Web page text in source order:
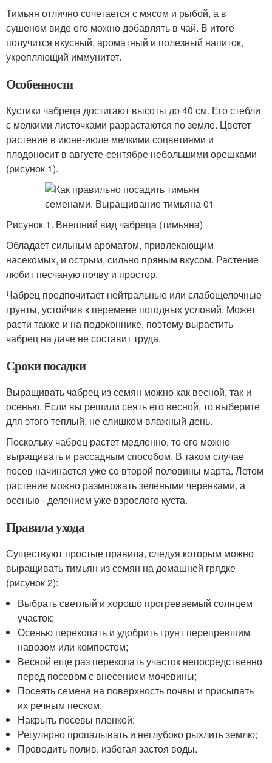
Тимьян отлично сочетается с мясом и рыбой, а в
сушеном виде его можно добавлять в чай. В итоге
получится вкусный, ароматный и полезный напиток,
укрепляющий иммунитет.
Особенности
Кустики чабреца достигают высоты до 40 см. Его стебли
с мелкими листочками разрастаются по земле. Цветет
растение в июне-июле мелкими соцветиями и
плодоносит в августе-сентябре небольшими орешками
(рисунок 1).
Рисунок 1. Внешний вид чабреца (тимьяна)
Обладает сильным ароматом, привлекающим
насекомых, и острым, сильно пряным вкусом. Растение
любит песчаную почву и простор.
Чабрец предпочитает нейтральные или слабощелочные
грунты, устойчив к перемене погодных условий. Может
расти также и на подоконнике, поэтому вырастить
чабрец на даче не составит труда.
Сроки посадки
Выращивать чабрец из семян можно как весной, так и
осенью. Если вы решили сеять его весной, то выберите
для этого теплый, не слишком влажный день.
Поскольку чабрец растет медленно, то его можно
выращивать и рассадным способом. В таком случае
посев начинается уже со второй половины марта. Летом
растение можно размножать зелеными черенками, а
осенью - делением уже взрослого куста.
Правила ухода
Существуют простые правила, следуя которым можно
выращивать тимьян из семян на домашней грядке
(рисунок 2):
Выбрать светлый и хорошо прогреваемый солнцем
участок;
Осенью перекопать и удобрить грунт перепревшим
навозом или компостом;
Весной еще раз перекопать участок непосредственно
перед посевом с внесением мочевины;
Посеять семена на поверхность почвы и присыпать
их речным песком;
Накрыть посевы пленкой;
Регулярно пропалывать и неглубоко рыхлить землю;
Проводить полив, избегая застоя воды.